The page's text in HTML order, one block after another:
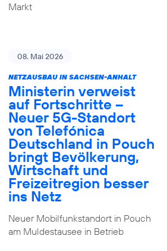
Markt
08. Mai 2026
NETZAUSBAU IN SACHSEN-ANHALT
Ministerin verweist
auf Fortschritte –
Neuer 5G-Standort
von Telefónica
Deutschland in Pouch
bringt Bevölkerung,
Wirtschaft und
Freizeitregion besser
ins Netz
Neuer Mobilfunkstandort in Pouch
am Muldestausee in Betrieb